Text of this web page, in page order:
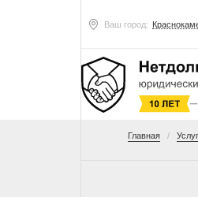
Ваш город:
Главная